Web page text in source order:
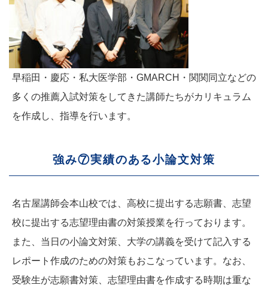
早稲田・慶応・私大医学部・GMARCH・関関同立などの
多くの推薦入試対策をしてきた講師たちがカリキュラム
を作成し、指導を行います。
強み⑦実績のある小論文対策
名古屋講師会本山校では、高校に提出する志願書、志望
校に提出する志望理由書の対策授業を行っております。
また、当日の小論文対策、大学の講義を受けて記入する
レポート作成のための対策もおこなっています。なお、
受験生が志願書対策、志望理由書を作成する時期は重な